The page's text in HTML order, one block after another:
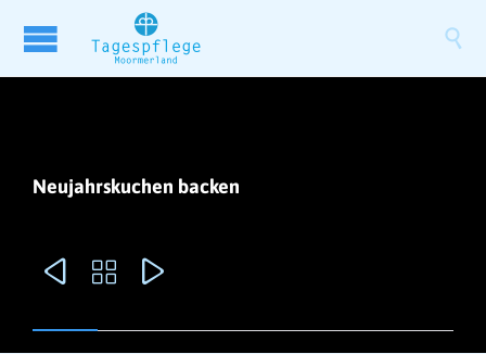

Neujahrskuchen backen
  